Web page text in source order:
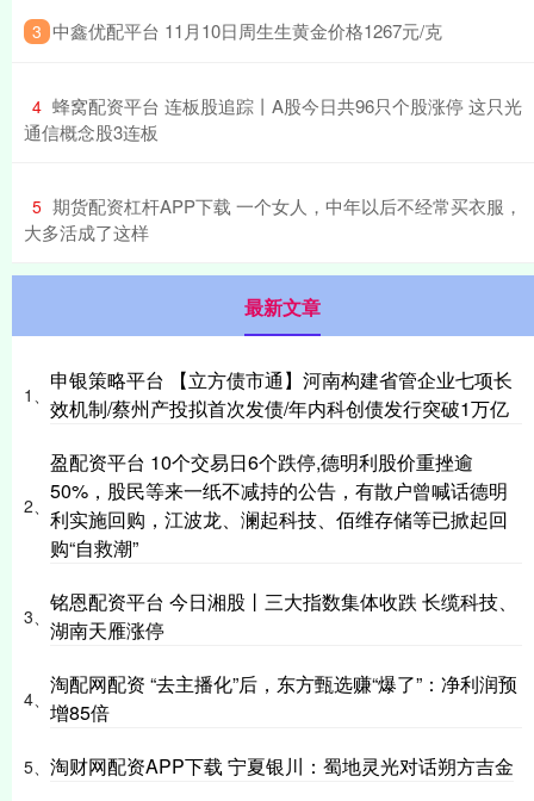
3 ​中鑫优配平台 11月10日周生生黄金价格1267元/克
4 ​蜂窝配资平台 连板股追踪丨A股今日共96只个股涨停 这只光
通信概念股3连板
5 ​期货配资杠杆APP下载 一个女人，中年以后不经常买衣服，
大多活成了这样
最新文章
1、
申银策略平台 【立方债市通】河南构建省管企业七项长
效机制/蔡州产投拟首次发债/年内科创债发行突破1万亿
2、
盈配资平台 10个交易日6个跌停,德明利股价重挫逾
50%，股民等来一纸不减持的公告，有散户曾喊话德明
利实施回购，江波龙、澜起科技、佰维存储等已掀起回
购“自救潮”
3、
铭恩配资平台 今日湘股丨三大指数集体收跌 长缆科技、
湖南天雁涨停
4、
淘配网配资 “去主播化”后，东方甄选赚“爆了”：净利润预
增85倍
5、 淘财网配资APP下载 宁夏银川：蜀地灵光对话朔方吉金